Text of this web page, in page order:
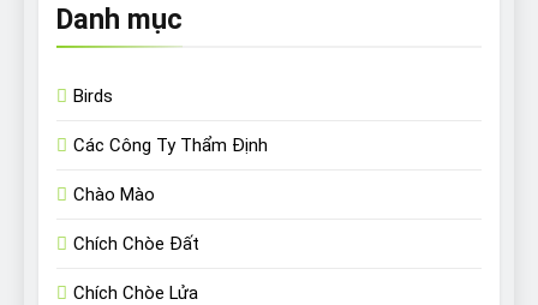
Danh mục
Birds
Các Công Ty Thẩm Định
Chào Mào
Chích Chòe Đất
Chích Chòe Lửa